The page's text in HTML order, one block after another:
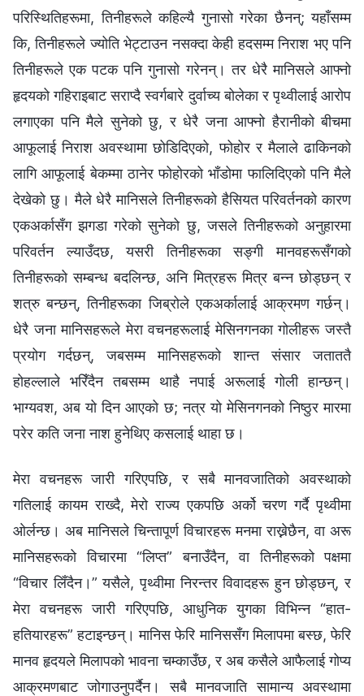
परिस्थितिहरूमा, तिनीहरूले कहिल्यै गुनासो गरेका छैनन्; यहाँसम्म
कि, तिनीहरूले ज्योति भेट्टाउन नसक्दा केही हदसम्म निराश भए पनि
तिनीहरूले एक पटक पनि गुनासो गरेनन्। तर धेरै मानिसले आफ्‍नो
हृदयको गहिराइबाट सराप्दै स्वर्गबारे दुर्वाच्य बोलेका र पृथ्वीलाई आरोप
लगाएका पनि मैले सुनेको छु, र धेरै जना आफ्नो हैरानीको बीचमा
आफूलाई निराश अवस्थामा छोडिदिएको, फोहोर र मैलाले ढाकिनको
लागि आफूलाई बेकम्मा ठानेर फोहोरको भाँडोमा फालिदिएको पनि मैले
देखेको छु। मैले धेरै मानिसले तिनीहरूको हैसियत परिवर्तनको कारण
एकअर्कासँग झगडा गरेको सुनेको छु, जसले तिनीहरूको अनुहारमा
परिवर्तन ल्याउँदछ, यसरी तिनीहरूका सङ्गी मानवहरूसँगको
तिनीहरूको सम्बन्ध बदलिन्छ, अनि मित्रहरू मित्र बन्न छोड्छन् र
शत्रु बन्छन्, तिनीहरूका जिब्रोले एकअर्कालाई आक्रमण गर्छन्।
धेरै जना मानिसहरूले मेरा वचनहरूलाई मेसिनगनका गोलीहरू जस्तै
प्रयोग गर्दछन्, जबसम्म मानिसहरूको शान्त संसार जताततै
होहल्लाले भरिँदैन तबसम्म थाहै नपाई अरूलाई गोली हान्छन्।
भाग्यवश, अब यो दिन आएको छ; नत्र यो मेसिनगनको निष्ठुर मारमा
परेर कति जना नाश हुनेथिए कसलाई थाहा छ।
मेरा वचनहरू जारी गरिएपछि, र सबै मानवजातिको अवस्थाको
गतिलाई कायम राख्दै, मेरो राज्य एकपछि अर्को चरण गर्दै पृथ्वीमा
ओर्लन्छ। अब मानिसले चिन्तापूर्ण विचारहरू मनमा राख्नेछैन, वा अरू
मानिसहरूको विचारमा “लिप्त” बनाउँदैन, वा तिनीहरूको पक्षमा
“विचार लिँदैन।” यसैले, पृथ्वीमा निरन्तर विवादहरू हुन छोड्छन्, र
मेरा वचनहरू जारी गरिएपछि, आधुनिक युगका विभिन्न “हात-
हतियारहरू” हटाइन्छन्। मानिस फेरि मानिससँग मिलापमा बस्छ, फेरि
मानव हृदयले मिलापको भावना चम्काउँछ, र अब कसैले आफैलाई गोप्य
आक्रमणबाट जोगाउनुपर्दैन। सबै मानवजाति सामान्य अवस्थामा